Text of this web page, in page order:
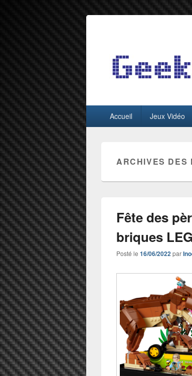
GeekTest
principalAccueil Jeux Vidéo
ARCHIVES
Fête des
briques
Posté le 16/06/2022par